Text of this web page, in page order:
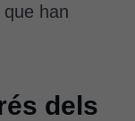
han
dels